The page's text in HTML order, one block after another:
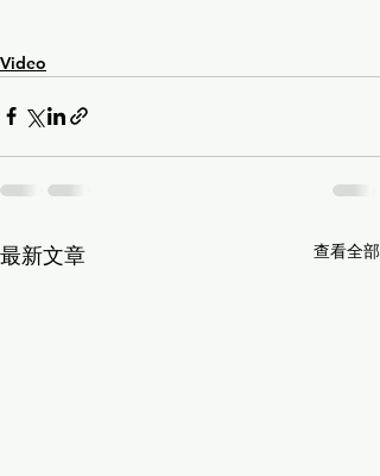
Video
最新文章 查看全部